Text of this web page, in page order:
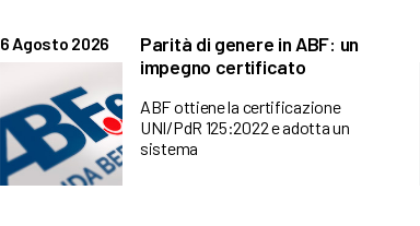
6 Agosto 2026
Parità di genere in ABF: un
impegno certificato
ABF ottiene la certificazione
UNI/PdR 125:2022 e adotta un
sistema